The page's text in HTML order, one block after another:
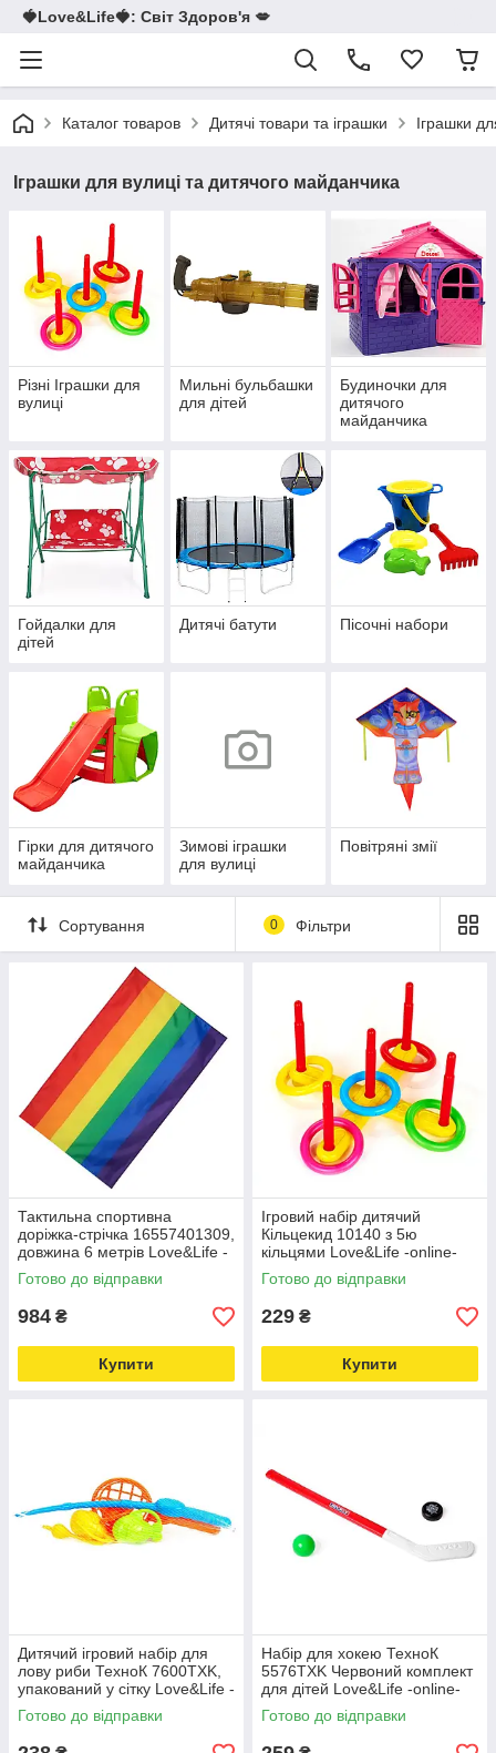
🍓Love&Life🍓: Світ Здоров'я 💋
Каталог товаров Дитячі товари та іграшки Іграшки
Іграшки для вулиці та дитячого майданчика
Різні Іграшки для
вулиці
Мильні бульбашки
для дітей
Будиночки для
дитячого
майданчика
Гойдалки для
дітей
Дитячі батути Пісочні набори
Гірки для дитячого
майданчика
Зимові іграшки
для вулиці
Повітряні змії
Сортування 0 Фільтри
Тактильна спортивна
доріжка-стрічка 16557401309,
довжина 6 метрів Love&Life -
online-multimarket-
Готово до відправки
984 ₴
Купити
Ігровий набір дитячий
Кільцекид 10140 з 5ю
кільцями Love&Life -online-
multimarket-
Готово до відправки
229 ₴
Купити
Дитячий ігровий набір для
лову риби ТехноК 7600TXK,
упакований у сітку Love&Life -
online-multimarket-
Готово до відправки
Набір для хокею ТехноК
5576TXK Червоний комплект
для дітей Love&Life -online-
multimarket-
Готово до відправки